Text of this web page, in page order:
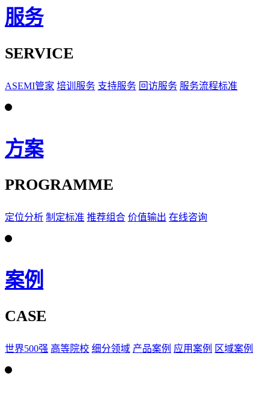
服务
SERVICE
ASEMI管家 培训服务 支持服务 回访服务 服务流程标准
方案
PROGRAMME
定位分析 制定标准 推荐组合 价值输出 在线咨询
案例
CASE
世界500强 高等院校 细分领域 产品案例 应用案例 区域案例